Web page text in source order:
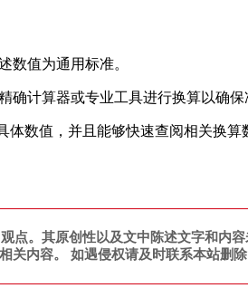
数值为通用标准。
计算器或专业工具进行换算以确保
数值，并且能够快速查阅相关换算
点。其原创性以及文中陈述文字和内
关内容。 如遇侵权请及时联系本站删除